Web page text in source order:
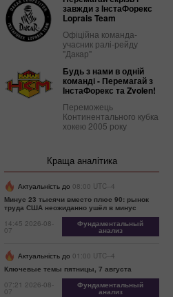
завжди з ІнстаФорекс
Loprais Team
Офіційна команда-
учасник ралі-рейду
"Дакар"
Будь з нами в одній
команді - Перемагай з
ІнстаФорекс та Zvolen!
Переможець
Континентального кубка
хокею 2005 року
Краща аналітика
Актуальність до 08:00 UTC--4
Минус 23 тысячи вместо плюс 90: рынок
труда США неожиданно ушёл в минус
14:45 2026-08-
07
Фундаментальный
анализ
Актуальність до 01:00 UTC--4
Ключевые темы пятницы, 7 августа
07:21 2026-08-
07
Фундаментальный
анализ